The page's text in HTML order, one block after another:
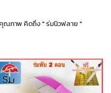
ณภาพ คิดถึง " ร่มนิวฟลาย "